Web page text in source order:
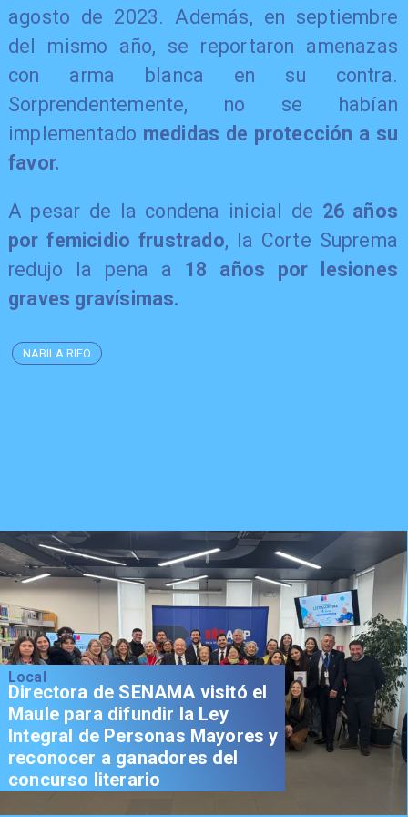
agosto de 2023. Además, en septiembre
del mismo año, se reportaron amenazas
con arma blanca en su contra.
Sorprendentemente, no se habían
implementado medidas de protección a su
favor.
A pesar de la condena inicial de 26 años
por femicidio frustrado, la Corte Suprema
redujo la pena a 18 años por lesiones
graves gravísimas.
NABILA RIFO
Local
Directora de SENAMA visitó el
Maule para difundir la Ley
Integral de Personas Mayores y
reconocer a ganadores del
concurso literario